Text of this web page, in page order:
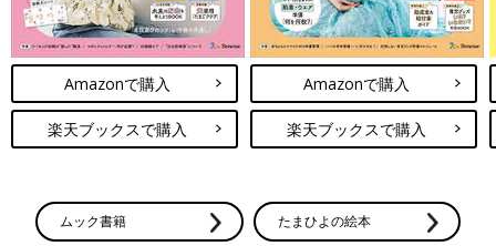
Amazonで購入
楽天ブックスで購入
Amazonで購入
楽天ブックスで購入
ムック書籍 たまひよの絵本